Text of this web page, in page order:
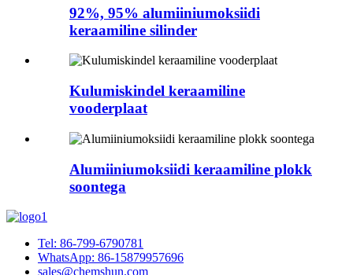
92%, 95% alumiiniumoksiidi
keraamiline silinder
Kulumiskindel keraamiline
vooderplaat
Alumiiniumoksiidi keraamiline plokk
soontega
Tel: 86-799-6790781
WhatsApp: 86-15879957696
sales@chemshun.com